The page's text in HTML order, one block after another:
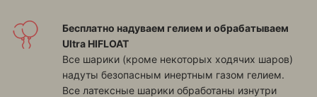
Бесплатно надуваем гелием и обрабатываем
Ultra HIFLOAT
Все шарики (кроме некоторых ходячих шаров)
надуты безопасным инертным газом гелием.
Все латексные шарики обработаны изнутри